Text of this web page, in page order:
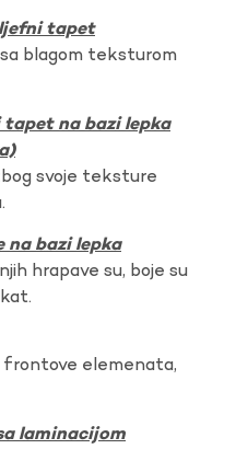
tapet
blagom teksturom
na bazi lepka
svoje teksture
na bazi lepka
hrapave su, boje su
frontove elemenata,
laminacijom